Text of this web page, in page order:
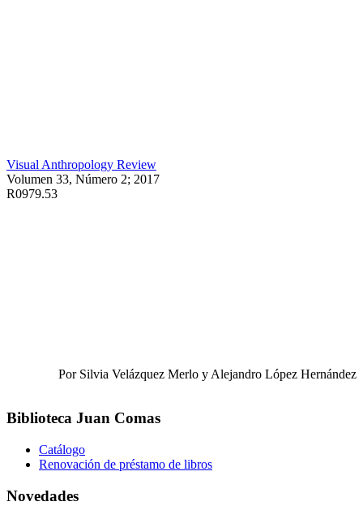
Visual Anthropology Review
Volumen 33, Número 2; 2017
R0979.53
Por Silvia Velázquez Merlo y Alejandro López Hernández
Biblioteca Juan Comas
Catálogo
Renovación de préstamo de libros
Novedades